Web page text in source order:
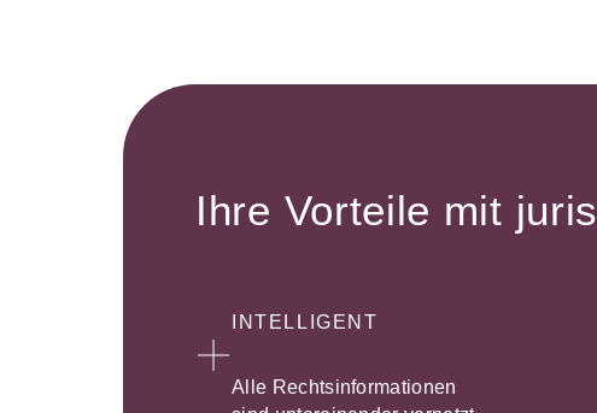
Ihre Vorteile mit juris
INTELLIGENT
Alle Rechtsinformationen